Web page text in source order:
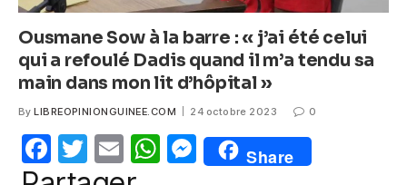
Ousmane Sow à la barre : « j’ai été celui
qui a refoulé Dadis quand il m’a tendu sa
main dans mon lit d’hôpital »
By LIBREOPINIONGUINEE.COM 24 octobre 2023 0
F
a
T
w
E
m
W M
e
Share